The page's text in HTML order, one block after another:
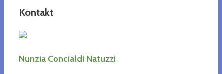
Kontakt
Nunzia Concialdi Natuzzi